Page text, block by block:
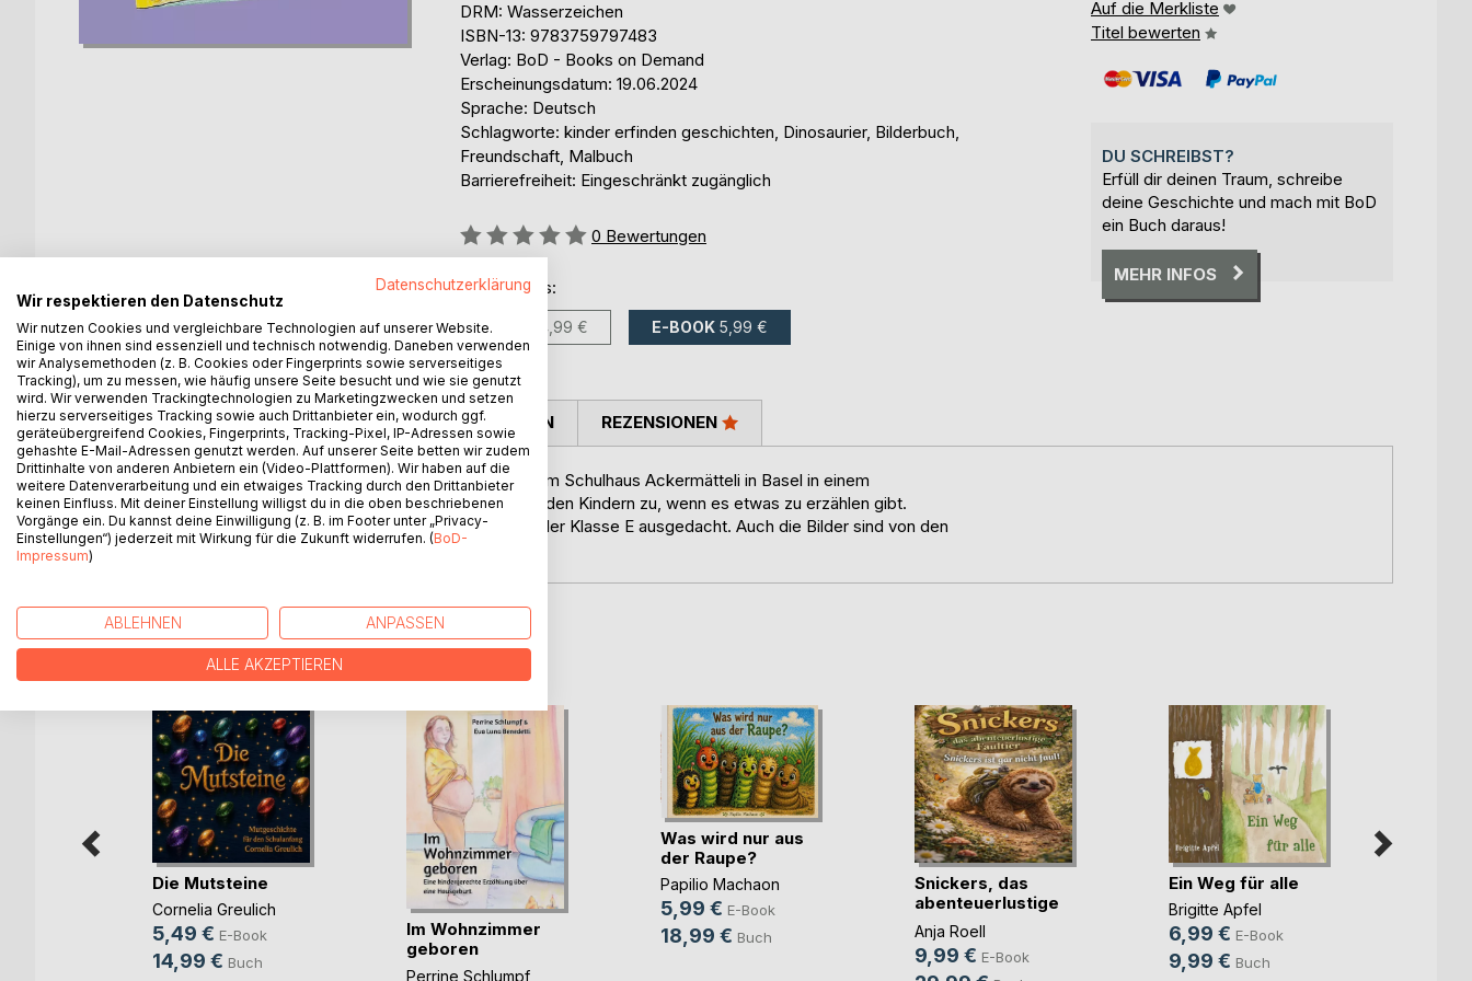
DRM: Wasserzeichen
ISBN-13: 9783759797483
Verlag: BoD - Books on Demand
Erscheinungsdatum: 19.06.2024
Sprache: Deutsch
Schlagworte: kinder erfinden geschichten, Dinosaurier, Bilderbuch,
Freundschaft, Malbuch
Barrierefreiheit: Eingeschränkt zugänglich
Bewertung::
0%
0 Bewertungen
erhältlich als:
BUCH 14,99 € E-BOOK 5,99 €
Auf die Merkliste
Titel bewerten
DU SCHREIBST?
Erfüll dir deinen Traum, schreibe
deine Geschichte und mach mit BoD
ein Buch daraus!
MEHR INFOS
BESCHREIBUNG
Malu und Soni sind zwei Dinosaurier-Stofftiere. Sie leben im Schulhaus Ackermätteli in Basel in einem
Klassenzimmer. Malu und Soni spenden Trost oder hören den Kindern zu, wenn es etwas zu erzählen gibt.
Die Geschichte von Malu und Soni haben sich die Kinder der Klasse E ausgedacht. Auch die Bilder sind von den
Kindern selbst gemalt und gezeichnet worden.
AUTOR/IN PRESSESTIMMEN REZENSIONEN
WEITERE TITEL BEIBoD
Die Mutsteine
Cornelia Greulich
5,49 € E-Book
14,99 € Buch
Im Wohnzimmer
geboren
Perrine Schlumpf
Was wird nur aus
der Raupe?
Papilio Machaon
5,99 € E-Book
18,99 € Buch
Snickers, das
abenteuerlustige
Faultier
Anja Roell
9,99 € E-Book
Ein Weg für alle
Brigitte Apfel
6,99 € E-Book
9,99 € Buch
Datenschutzerklärung
Wir respektieren den Datenschutz
Wir nutzen Cookies und vergleichbare Technologien auf unserer Website.
Einige von ihnen sind essenziell und technisch notwendig. Daneben verwenden
wir Analysemethoden (z. B. Cookies oder Fingerprints sowie serverseitiges
Tracking), um zu messen, wie häufig unsere Seite besucht und wie sie genutzt
wird. Wir verwenden Trackingtechnologien zu Marketingzwecken und setzen
hierzu serverseitiges Tracking sowie auch Drittanbieter ein, wodurch ggf.
geräteübergreifend Cookies, Fingerprints, Tracking-Pixel, IP-Adressen sowie
gehashte E-Mail-Adressen genutzt werden. Auf unserer Seite betten wir zudem
Drittinhalte von anderen Anbietern ein (Video-Plattformen). Wir haben auf die
weitere Datenverarbeitung und ein etwaiges Tracking durch den Drittanbieter
keinen Einfluss. Mit deiner Einstellung willigst du in die oben beschriebenen
Vorgänge ein. Du kannst deine Einwilligung (z. B. im Footer unter „Privacy-
Einstellungen“) jederzeit mit Wirkung für die Zukunft widerrufen. (BoD-
Impressum)
ABLEHNEN ANPASSEN
ALLE AKZEPTIEREN